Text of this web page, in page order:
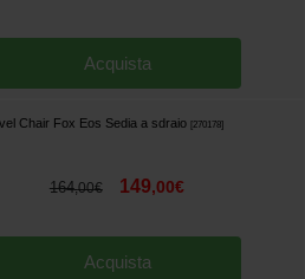
Acquista
Chair Fox Eos Sedia a sdraio 270178]
164,00€ 149,00€
Acquista